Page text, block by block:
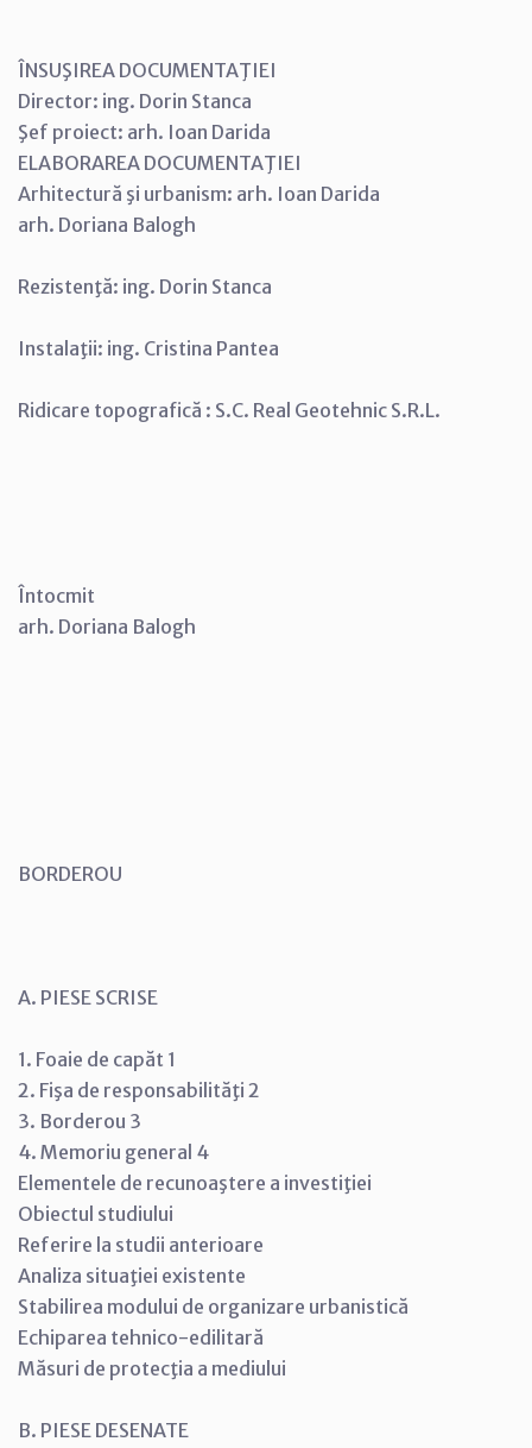
ÎNSUŞIREA DOCUMENTAŢIEI
Director: ing. Dorin Stanca
Şef proiect: arh. Ioan Darida
ELABORAREA DOCUMENTAŢIEI
Arhitectură şi urbanism: arh. Ioan Darida
arh. Doriana Balogh
Rezistenţă: ing. Dorin Stanca
Instalaţii: ing. Cristina Pantea
Ridicare topografică : S.C. Real Geotehnic S.R.L.
Întocmit
arh. Doriana Balogh
BORDEROU
A. PIESE SCRISE
1. Foaie de capăt 1
2. Fişa de responsabilităţi 2
3. Borderou 3
4. Memoriu general 4
Elementele de recunoaştere a investiţiei
Obiectul studiului
Referire la studii anterioare
Analiza situaţiei existente
Stabilirea modului de organizare urbanistică
Echiparea tehnico-edilitară
Măsuri de protecţia a mediului
B. PIESE DESENATE